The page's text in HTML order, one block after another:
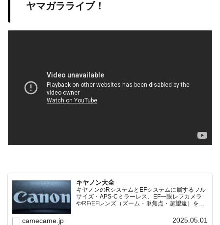
ヤマガラライブ！
キヤノン大全
キヤノンのRシステムとEFシステムに属するフル
サイズ・APS-Cミラーレス、EF一眼レフカメラ
やRF/EFレンズ（ズーム・単焦点・超望遠）をカ
常に機種の内部リンク設計で回遊性向上と快適表
camecame.jp 2025.05.01